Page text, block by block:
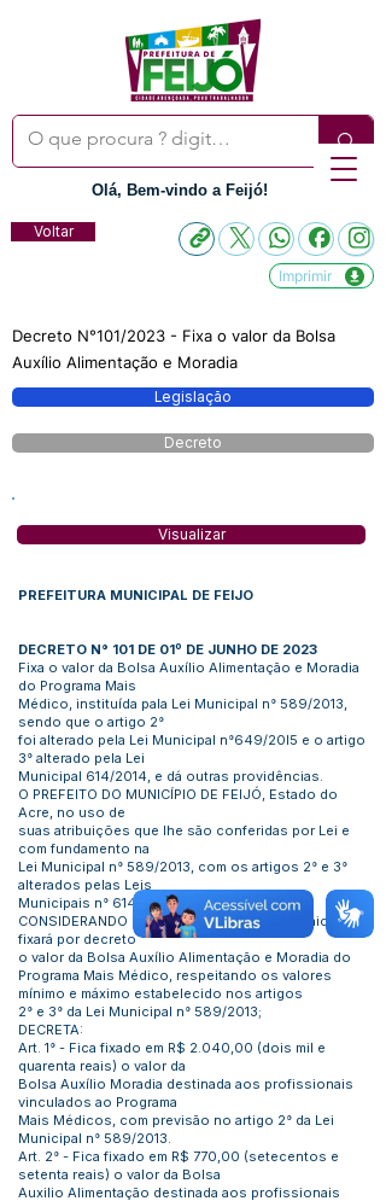
Olá, Bem-vindo a Feijó!
Voltar
Imprimir
Decreto N°101/2023 - Fixa o valor da Bolsa
Auxílio Alimentação e Moradia
Legislação
Decreto
Visualizar
PREFEITURA MUNICIPAL DE FEIJO
DECRETO N° 101 DE 01º DE JUNHO DE 2023
Fixa o valor da Bolsa Auxílio Alimentação e Moradia
do Programa Mais
Médico, instituída pala Lei Municipal n° 589/2013,
sendo que o artigo 2°
foi alterado pela Lei Municipal n°649/20l5 e o artigo
3° alterado pela Lei
Municipal 614/2014, e dá outras providências.
O PREFEITO DO MUNICÍPIO DE FEIJÓ, Estado do
Acre, no uso de
suas atribuições que lhe são conferidas por Lei e
com fundamento na
Lei Municipal n° 589/2013, com os artigos 2° e 3°
alterados pelas Leis
Municipais n° 614/2014 e 649/2015.
CONSIDERANDO que o Poder Executivo Municipal
fixará por decreto
o valor da Bolsa Auxílio Alimentação e Moradia do
Programa Mais Médico, respeitando os valores
mínimo e máximo estabelecido nos artigos
2° e 3° da Lei Municipal n° 589/2013;
DECRETA:
Art. 1° - Fica fixado em R$ 2.040,00 (dois mil e
quarenta reais) o valor da
Bolsa Auxílio Moradia destinada aos profissionais
vinculados ao Programa
Mais Médicos, com previsão no artigo 2° da Lei
Municipal n° 589/2013.
Art. 2° - Fica fixado em R$ 770,00 (setecentos e
setenta reais) o valor da Bolsa
Auxilio Alimentação destinada aos profissionais